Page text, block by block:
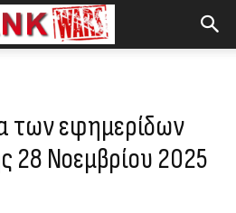
των εφημερίδων
28 Νοεμβρίου 2025